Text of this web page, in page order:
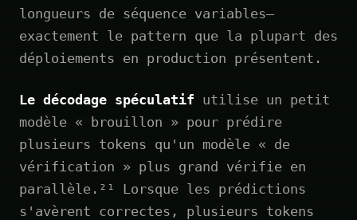
longueurs de séquence variables—
exactement le pattern que la plupart des
déploiements en production présentent.
Le décodage spéculatif utilise un petit
modèle « brouillon » pour prédire
plusieurs tokens qu'un modèle « de
vérification » plus grand vérifie en
parallèle.²¹ Lorsque les prédictions
s'avèrent correctes, plusieurs tokens